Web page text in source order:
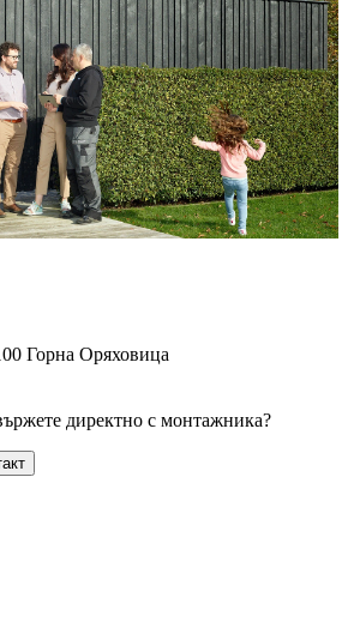
Горна Оряховица
директно с монтажника?